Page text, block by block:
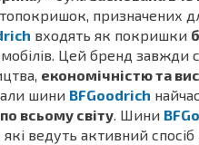
призначених
входять як покришки
Цей бренд завжди
економічністю та
шини BFGoodrich
всьому світу. Шини
які ведуть активний